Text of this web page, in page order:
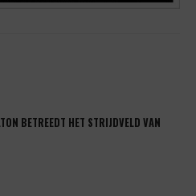
BETREEDT HET STRIJDVELD VAN